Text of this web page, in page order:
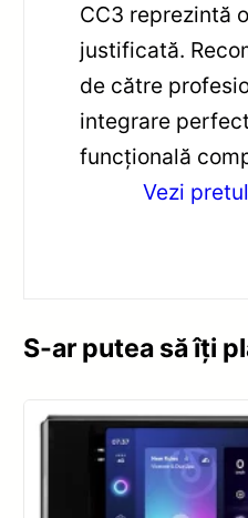
CC3 reprezintă
justificată.
de către
integrare
funcțională
Vezi
S-ar putea să îți